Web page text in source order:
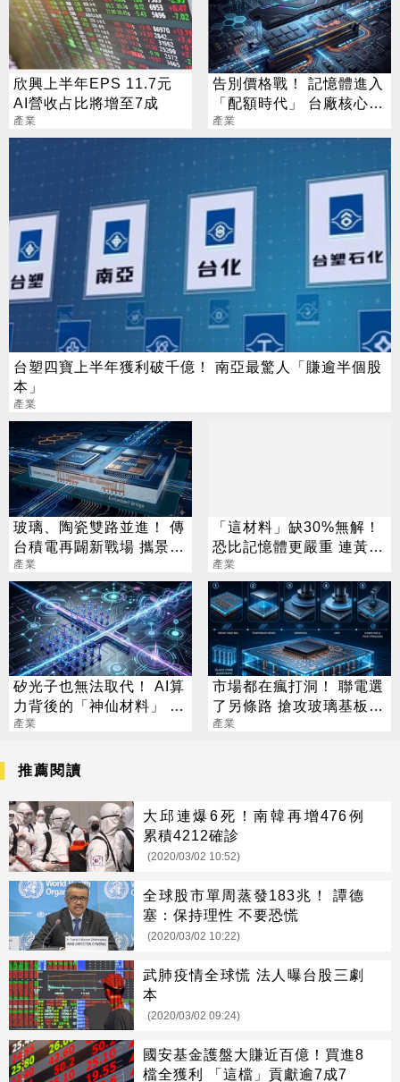
欣興上半年EPS 11.7元
AI營收占比將增至7成
產業
告別價格戰！ 記憶體進入
「配額時代」 台廠核心指
標一次看
產業
台塑四寶上半年獲利破千億！ 南亞最驚人「賺逾半個股
本」
產業
玻璃、陶瓷雙路並進！ 傳
台積電再闢新戰場 攜景碩
布局類EMIB
產業
「這材料」缺30%無解！
恐比記憶體更嚴重 連黃仁
勳都掏錢秒訂
產業
矽光子也無法取代！ AI算
力背後的「神仙材料」 這
幾家默默爆賺
產業
市場都在瘋打洞！ 聯電選
了另條路 搶攻玻璃基板新
戰場
產業
推薦閱讀
大邱連爆6死！南韓再增476例
累積4212確診
(2020/03/02 10:52)
全球股市單周蒸發183兆！ 譚德
塞：保持理性 不要恐慌
(2020/03/02 10:22)
武肺疫情全球慌 法人曝台股三劇
本
(2020/03/02 09:24)
國安基金護盤大賺近百億！買進8
檔全獲利 「這檔」貢獻逾7成7